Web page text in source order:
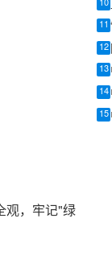
观，牢记"绿
10
11
12
13
14
15